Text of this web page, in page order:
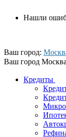
Нашли
Ваш город:
Ваш город
Кредиты